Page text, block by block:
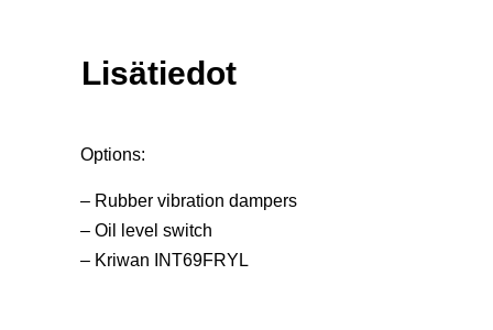
Lisätiedot
Options:
– Rubber vibration dampers
– Oil level switch
– Kriwan INT69FRYL